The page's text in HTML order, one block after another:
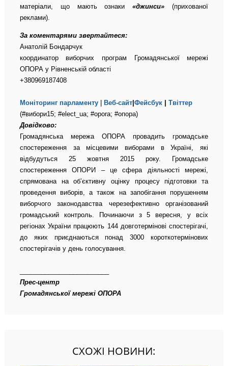
матеріали, що мають ознаки«джинси» (прихованої
реклами).
За коментарями звертайтеся:
Анатолій Бондарчук
координатор виборчих програм Громадянської мережі
ОПОРА у Рівненській області
+380969187408
Моніторинг парламенту| Веб-сайт| Фейсбук| Твіттер
(#вибори15; #elect_ua; #opora; #опора)
Довідково:
Громадянська мережа ОПОРА провадить громадське
спостереження за місцевими виборами в Україні, які
відбудуться 25 жовтня 2015 року. Громадське
спостереження ОПОРИ – це сфера діяльності мережі,
спрямована на об’єктивну оцінку процесу підготовки та
проведення виборів, а також на запобігання порушенням
виборчого законодавства черезефективно організований
громадський контроль. Починаючи з 5 вересня, у всіх
регіонах України працюють 144 довготермінові спостерігачі,
до яких приєднаються понад 3000 короткотермінових
спостерігачів у день голосування.
Прес-центр
Громадянської мережі ОПОРА
СХОЖІ НОВИНИ: